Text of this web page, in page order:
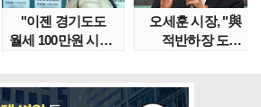
"이젠 경기도도
월세 100만원 시대"
오세훈 시장, "與
적반하장 도